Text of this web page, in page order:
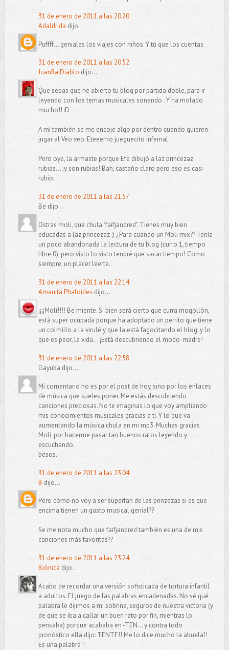
31 de enero de 2011 a las 20:20
Adaldrida dijo...
Puffff... geniales los viajes con niños. Y tú que los cuentas.
31 de enero de 2011 a las 20:52
JuanRa Diablo dijo...
Que sepas que he abierto tu blog por partida doble, para ir
leyendo con los temas musicales sonando . Y ha molado
mucho!! :D
A mí también se me encoje algo por dentro cuando quieren
jugar al Veo veo. Eteeerno jueguecito infernal.
Pero oye, la armaste porque Efe dibujó a laz princezaz
rubias... ¡y son rubias! Bah, castaño claro pero eso es casi
rubio.
31 de enero de 2011 a las 21:57
Be dijo...
Ostras moli, que chula "faifjandred". Tienes muy bien
educadas a laz princezaz ;) ¿Para cuando un Moli mix?? Tenía
un poco abandonada la lectura de tu blog (curro 1, tiempo
libre 0), pero visto lo visto tendré que sacar tiempo! Como
siempre, un placer leerte.
31 de enero de 2011 a las 22:14
Amanita Phaloides dijo...
¡¡¡¡Moli!!!! Be miente. Si bien será cierto que curra mogollón,
está super ocupada porque ha adoptado un perrito que tiene
un colmillo a la virulé y que la está fagocitando el blog, y lo
que es peor, la vida... ¡Está descubriendo el modo-madre!
31 de enero de 2011 a las 22:58
Gayuba dijo...
Mi comentario no es por el post de hoy, sino por los enlaces
de música que sueles poner. Me estás descubriendo
canciones preciosas. No te imaginas lo que voy ampliando
mis conocimientos musicales gracias a tí. Y lo que va
aumentando la música chula en mi mp3. Muchas gracias
Moli, por hacerme pasar tan buenos ratos leyendo y
escuchando.
besos.
31 de enero de 2011 a las 23:04
B dijo...
Pero cómo no voy a ser superfan de las prinzezas si es que
encima tienen un gusto musical genial??
Se me nota mucho que faifjandred también es una de mis
canciones más favoritas??
31 de enero de 2011 a las 23:24
Biónica dijo...
Acabo de recordar una versión sofisticada de tortura infantil
a adultos. El juego de las palabras encadenadas. No sé qué
palabra le dijimos a mi sobrina, seguros de nuestra victoria (y
de que se iba a callar un buen rato por fin, mientras lo
pensaba) porque acababa en -TEN... y contra todo
pronóstico ella dijo: TENTE!! Me lo dice mucho la abuela!!
Es una palabra!!